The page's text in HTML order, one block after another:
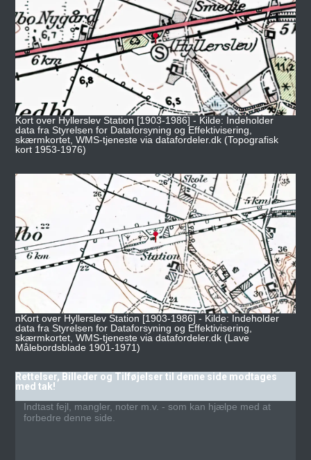
Kort over Hyllerslev Station [1903-1986] - Kilde: Indeholder
data fra Styrelsen for Dataforsyning og Effektivisering,
skærmkortet, WMS-tjeneste via datafordeler.dk (Topografisk
kort 1953-1976)
nKort over Hyllerslev Station [1903-1986] - Kilde: Indeholder
data fra Styrelsen for Dataforsyning og Effektivisering,
skærmkortet, WMS-tjeneste via datafordeler.dk (Lave
Målebordsblade 1901-1971)
Rettelser, Billeder og Tilføjelser til denne side modtages
med tak!